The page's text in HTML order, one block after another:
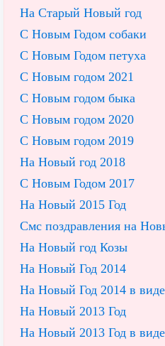
На Старый Новый год
С Новым Годом собаки
С Новым Годом петуха
С Новым годом 2021
С Новым годом быка
С Новым годом 2020
С Новым годом 2019
На Новый год 2018
С Новым Годом 2017
На Новый 2015 Год
Смс поздравления на
На Новый год Козы
На Новый Год 2014
На Новый Год 2014 в
На Новый 2013 Год
На Новый 2013 Год в